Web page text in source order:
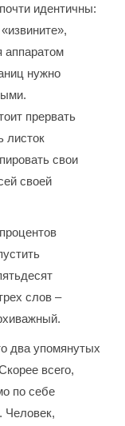
идентичны:
аппаратом
нужно
прервать
листок
свои
своей
слов –
два упомянутых
всего,
по себе
Человек,